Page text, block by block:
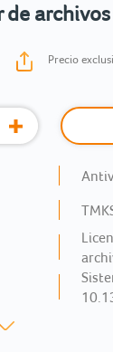
de archivos
Precio